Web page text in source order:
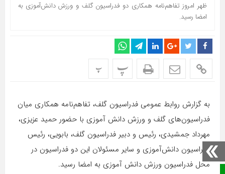
ظهر امروز تفاهم‌نامه همکاری دو فدراسیون گلف و ورزش دانش‌آموزی به
امضا رسید.
پ پ
به گزارش روابط عمومی فدراسیون گلف، تفاهم‌نامه همکاری میان
فدراسیون‌های گلف و ورزش دانش آموزی با حضور حمید عزیزی،
مهرداد جمشیدی، رئیس و دبیر فدراسیون گلف، بابویی، رئیس
فدراسیون دانش‌آموزی و سایر مسئولان این دو فدراسیون در
محل فدراسیون ورزش دانش آموزی به امضا رسید.